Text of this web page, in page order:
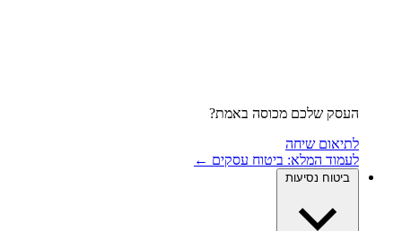
העסק שלכם מכוסה באמת?
לתיאום שיחה
לעמוד המלא: ביטוח עסקים ←
ביטוח נסיעות